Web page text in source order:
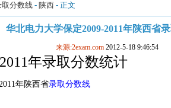
取分数线 - 陕西 - 正文
华北电力大学保定2009-2011年陕西省
来源:2exam.com 2012-5-18 9:46:54
年录取分数统计
年陕西省录取分数线